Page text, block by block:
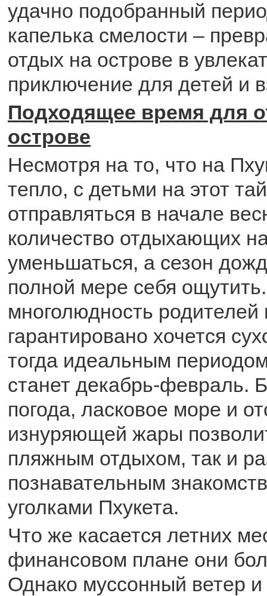
удачно подобранный
капелька смелости –
отдых на острове в
приключение для детей и
Подходящее время для
острове
Несмотря на то, что на
тепло, с детьми на этот
отправляться в начале
количество отдыхающих
уменьшаться, а сезон
полной мере себя
многолюдность
гарантировано хочется
тогда идеальным
станет декабрь-февраль.
погода, ласковое море и
изнуряющей жары
пляжным отдыхом, так и
познавательным
уголками Пхукета.
Что же касается летних
финансовом плане они
Однако муссонный ветер